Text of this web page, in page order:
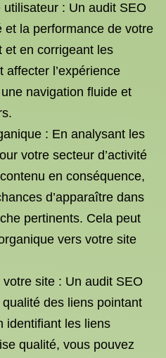
utilisateur : Un audit SEO
et la performance de votre
et en corrigeant les
affecter l’expérience
navigation fluide et
: En analysant les
votre secteur d’activité
en conséquence,
d’apparaître dans
pertinents. Cela peut
vers votre site
votre site : Un audit SEO
des liens pointant
identifiant les liens
qualité, vous pouvez